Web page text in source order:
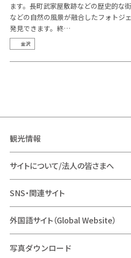
ます。長町武家屋敷跡などの歴史的な
などの自然の風景が融合したフォトジ
発見できます。終…
金沢
観光情報
サイトについて/法人の皆さまへ
SNS・関連サイト
外国語サイト（Global Website）
写真ダウンロード